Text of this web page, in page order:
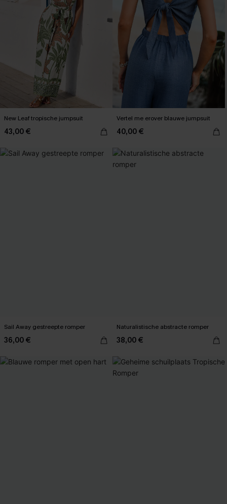
New Leaf tropische jumpsuit
43,00 €
Vertel me erover blauwe jumpsuit
40,00 €
Sail Away gestreepte romper
36,00 €
Naturalistische abstracte romper
38,00 €